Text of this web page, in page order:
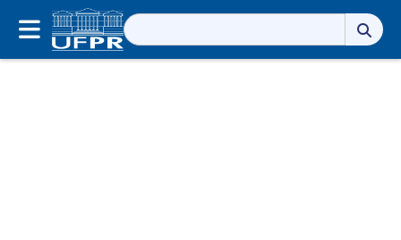
Pesquisar
por: